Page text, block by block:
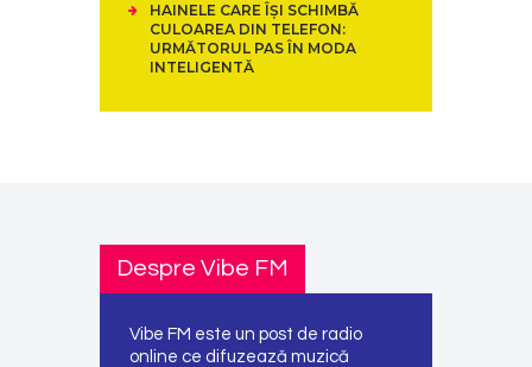
HAINELE CARE ÎȘI SCHIMBĂ
CULOAREA DIN TELEFON:
URMĂTORUL PAS ÎN MODA
INTELIGENTĂ
Despre Vibe FM
Vibe FM este un post de radio
online ce difuzează muzică